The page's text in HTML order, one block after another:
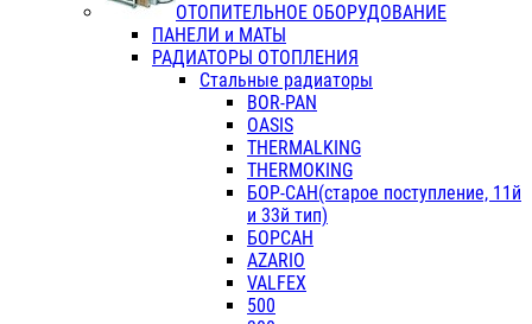
ОТОПИТЕЛЬНОЕ ОБОРУДОВАНИЕ
ПАНЕЛИ и МАТЫ
РАДИАТОРЫ ОТОПЛЕНИЯ
Стальные радиаторы
BOR-PAN
OASIS
THERMALKING
THERMOKING
БОР-САН(старое поступление, 11й
и 33й тип)
БОРСАН
AZARIO
VALFEX
500